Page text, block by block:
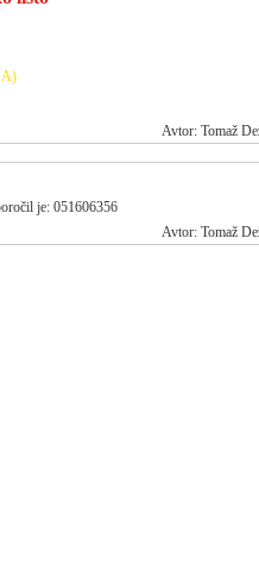
Avtor: Tomaž
je: 051606356
Avtor: Tomaž